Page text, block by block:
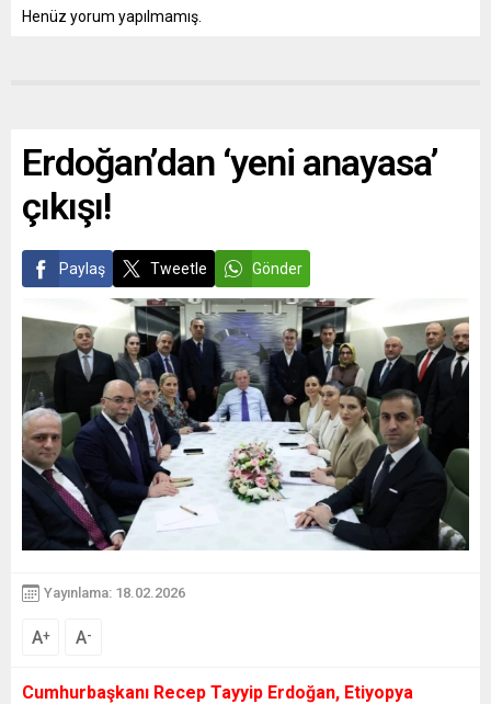
Henüz yorum yapılmamış.
Erdoğan’dan ‘yeni anayasa’
çıkışı!
Paylaş Tweetle Gönder
Yayınlama: 18.02.2026
A+ A-
Cumhurbaşkanı Recep Tayyip Erdoğan, Etiyopya